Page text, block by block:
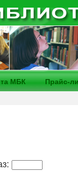
МБК Прайс-